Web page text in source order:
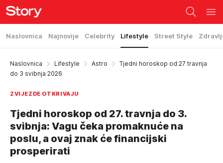
Naslovnica Najnovije Celebrity Lifestyle Street Style
Naslovnica Lifestyle Astro
Tjedni horoskop od 27 travnja
do 3 svibnja 2026
ZVIJEZDE OTKRIVAJU
Tjedni horoskop od 27. travnja do 3.
svibnja: Vagu čeka promaknuće na
poslu, a ovaj znak će financijski
prosperirati